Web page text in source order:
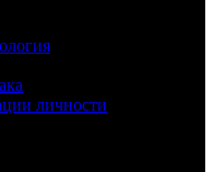
личности